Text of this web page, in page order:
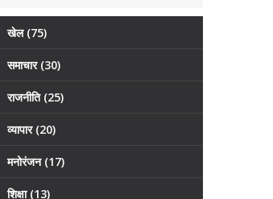
खेल (75)
समाचार (30)
राजनीति (25)
व्यापार (20)
मनोरंजन (17)
शिक्षा (13)